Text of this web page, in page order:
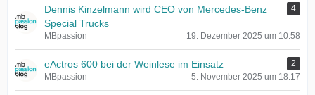
Dennis Kinzelmann wird CEO von Mercedes-Benz
Special Trucks
4
MBpassion 19. Dezember 2025 um 10:58
eActros 600 bei der Weinlese im Einsatz
2
MBpassion
5. November 2025 um 18:17